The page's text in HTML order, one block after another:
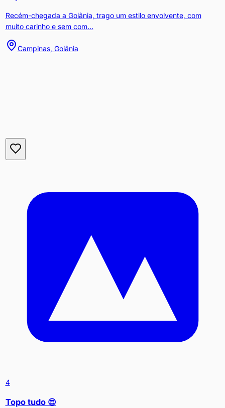
Recém-chegada a Goiânia, trago um estilo envolvente, com
muito carinho e sem com...
Campinas, Goiânia
4
Topo tudo 😍